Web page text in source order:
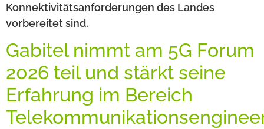
Konnektivitätsanforderungen des Landes
vorbereitet sind.
Gabitel nimmt am 5G Forum
2026 teil und stärkt seine
Erfahrung im Bereich